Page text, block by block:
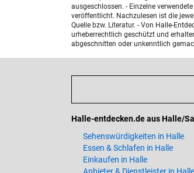
ausgeschlossen. - Einzelne
veröffentlicht. Nachzulesen ist die
Quelle bzw. Literatur. - Von Halle-
urheberrechtlich geschützt und
abgeschnitten oder unkenntlich
Halle-entdecken.de aus Halle/
Sehenswürdigkeiten in Halle
Essen & Schlafen in Halle
Einkaufen in Halle
Anbieter & Dienstleister in Halle